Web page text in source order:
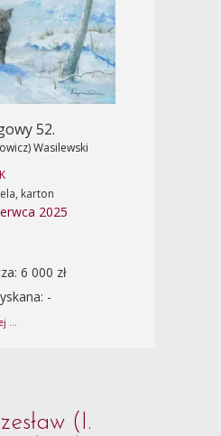
52.
Wasilewski
karton
2025
6 000 zł
-
...
(I.